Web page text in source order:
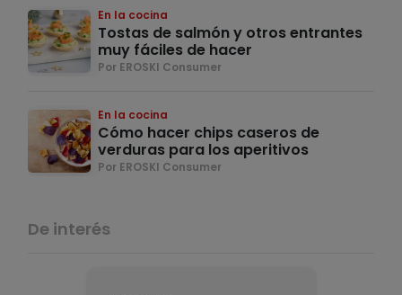
En la cocina
Tostas de salmón y otros entrantes
muy fáciles de hacer
Por EROSKI Consumer
En la cocina
Cómo hacer chips caseros de
verduras para los aperitivos
Por EROSKI Consumer
De interés